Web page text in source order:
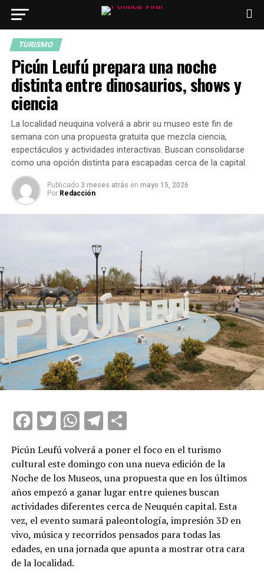
TURISMO
Picún Leufú prepara una noche
distinta entre dinosaurios, shows y
ciencia
La localidad neuquina volverá a abrir su museo este fin de
semana con una propuesta gratuita que mezcla ciencia,
espectáculos y actividades interactivas. Buscan consolidarse
como una opción distinta para escapadas cerca de la capital.
Publicado 3 meses atrás en mayo 15, 2026
Por Redacción
Facebook
Twitter
WhatsApp
Telegram
Compartir
Picún Leufú volverá a poner el foco en el turismo
cultural este domingo con una nueva edición de la
Noche de los Museos, una propuesta que en los últimos
años empezó a ganar lugar entre quienes buscan
actividades diferentes cerca de Neuquén capital. Esta
vez, el evento sumará paleontología, impresión 3D en
vivo, música y recorridos pensados para todas las
edades, en una jornada que apunta a mostrar otra cara
de la localidad.